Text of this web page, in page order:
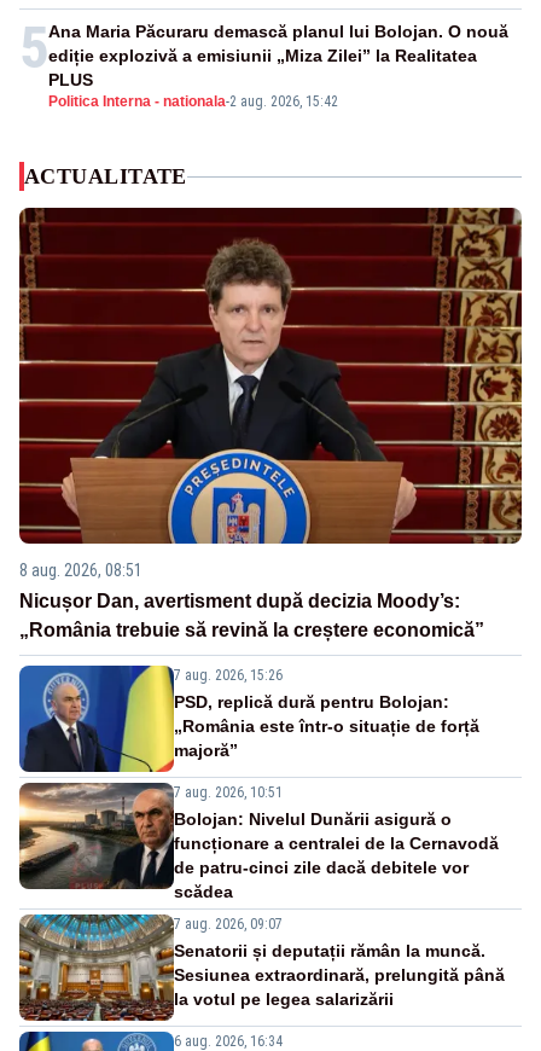
5
Politica Interna - nationala-2 aug. 2026, 15:42
Ana Maria Păcuraru demască planul lui Bolojan. O nouă
ediție explozivă a emisiunii „Miza Zilei” la Realitatea
PLUS
ACTUALITATE
8 aug. 2026, 08:51
Nicușor Dan, avertisment după decizia Moody’s:
„România trebuie să revină la creștere economică”
7 aug. 2026, 15:26
PSD, replică dură pentru Bolojan:
„România este într-o situație de forță
majoră”
7 aug. 2026, 10:51
Bolojan: Nivelul Dunării asigură o
funcționare a centralei de la Cernavodă
de patru-cinci zile dacă debitele vor
scădea
7 aug. 2026, 09:07
Senatorii și deputații rămân la muncă.
Sesiunea extraordinară, prelungită până
la votul pe legea salarizării
6 aug. 2026, 16:34